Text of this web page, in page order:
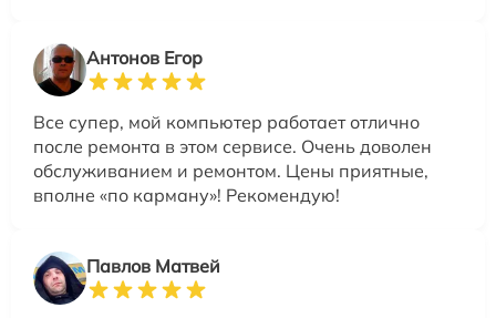
Антонов Егор
Все супер, мой компьютер работает отлично
после ремонта в этом сервисе. Очень доволен
обслуживанием и ремонтом. Цены приятные,
вполне «по карману»! Рекомендую!
Павлов Матвей